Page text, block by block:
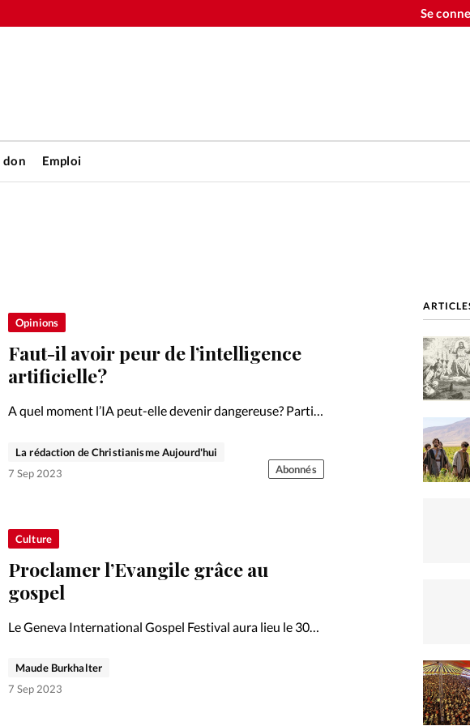
Se
don Emploi
Foi
Opinions
La boutique
À propos
Emploi
Opinions
Faut-il avoir peur de l’intelligence
artificielle?
A quel moment l’IA peut-elle devenir dangereuse? Parti
La rédaction de Christianisme Aujourd'hui
7 Sep 2023
Abonnés
Culture
Proclamer l’Evangile grâce au
gospel
Le Geneva International Gospel Festival aura lieu le 30
Maude Burkhalter
7 Sep 2023